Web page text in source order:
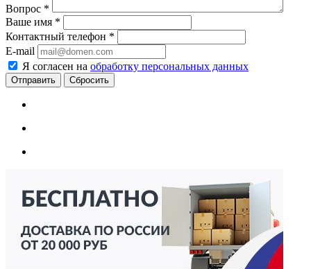
Вопрос *
Ваше имя *
Контактный телефон *
E-mail
Я согласен на обработку персональных данных
Сбросить